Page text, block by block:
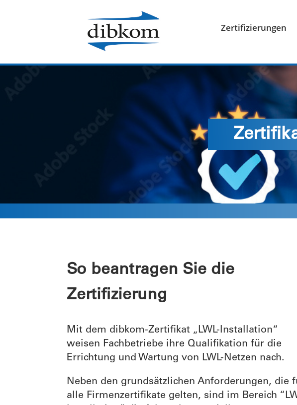
Zertifizierungen
So beantragen Sie die
Zertifizierung
Mit dem dibkom-Zertifikat „LWL-Installation“
weisen Fachbetriebe ihre Qualifikation für die
Errichtung und Wartung von LWL-Netzen nach.
Neben den grundsätzlichen Anforderungen, die
alle Firmenzertifikate gelten, sind im Bereich